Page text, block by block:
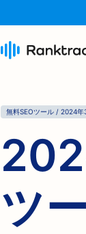
無料SEOツール / 2024
ツ